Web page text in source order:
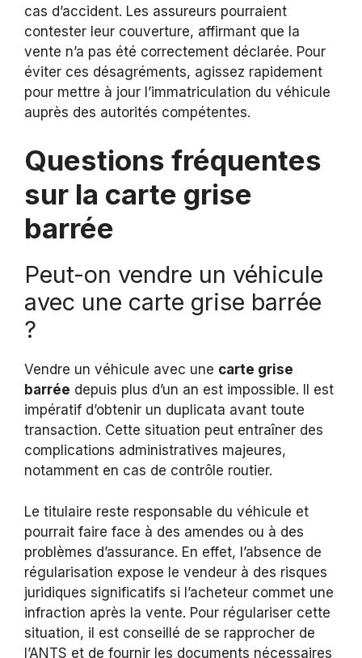
cas d’accident. Les assureurs pourraient
contester leur couverture, affirmant que la
vente n’a pas été correctement déclarée. Pour
éviter ces désagréments, agissez rapidement
pour mettre à jour l’immatriculation du véhicule
auprès des autorités compétentes.
Questions fréquentes
sur la carte grise
barrée
Peut-on vendre un véhicule
avec une carte grise barrée
?
Vendre un véhicule avec une carte grise
barrée depuis plus d’un an est impossible. Il est
impératif d’obtenir un duplicata avant toute
transaction. Cette situation peut entraîner des
complications administratives majeures,
notamment en cas de contrôle routier.
Le titulaire reste responsable du véhicule et
pourrait faire face à des amendes ou à des
problèmes d’assurance. En effet, l’absence de
régularisation expose le vendeur à des risques
juridiques significatifs si l’acheteur commet une
infraction après la vente. Pour régulariser cette
situation, il est conseillé de se rapprocher de
l’ANTS et de fournir les documents nécessaires